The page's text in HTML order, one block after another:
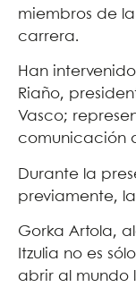
miembros de
carrera.
Han
Riaño,
Vasco;
comunicación
Durante la
previamente,
Gorka Artola,
Itzulia no es
abrir al mundo